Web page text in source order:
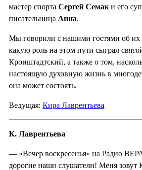
мастер спорта Сергей Семак и его
писательница Анна.
Мы говорили с нашими гостями об их
какую роль на этом пути сыграл
Кронштадтский, а также о том,
настоящую духовную жизнь в
она может состоять.
Ведущая: Кира Лаврентьева
К. Лаврентьева
— «Вечер воскресенья» на Радио
дорогие наши слушатели! Меня зовут